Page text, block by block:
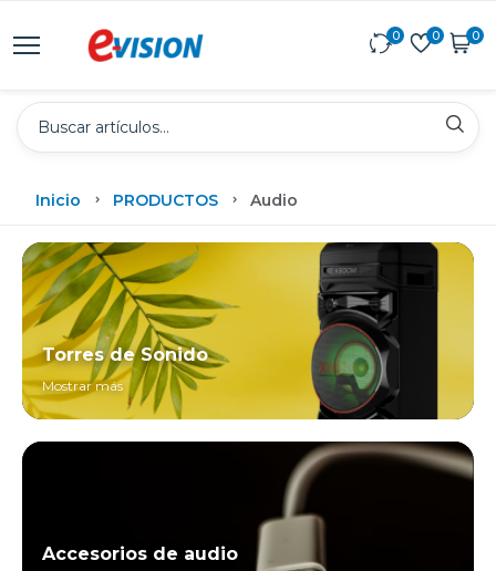
0 0 0
Inicio PRODUCTOS Audio
Torres de Sonido
Mostrar más
Accesorios de audio